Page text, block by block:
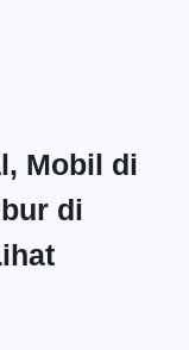
Mobil di
di